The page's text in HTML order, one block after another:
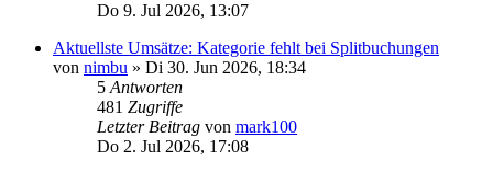
Do 9. Jul 2026, 13:07
Aktuellste Umsätze: Kategorie fehlt bei Splitbuchungen
von nimbu » Di 30. Jun 2026, 18:34
5 Antworten
481 Zugriffe
Letzter Beitrag von mark100
Do 2. Jul 2026, 17:08